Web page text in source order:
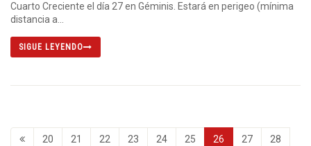
Cuarto Creciente el día 27 en Géminis. Estará en perigeo (mínima
distancia a...
SIGUE LEYENDO
20 21 22 23 24 25 26 27 28